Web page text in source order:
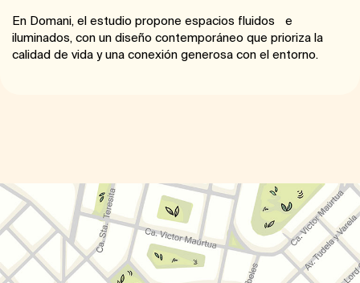
En Domani, el estudio propone espacios fluidos e
iluminados, con un diseño contemporáneo que prioriza la
calidad de vida y una conexión generosa con el entorno.